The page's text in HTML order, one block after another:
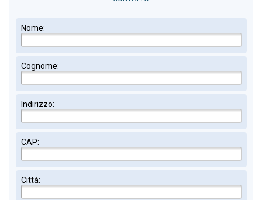
Nome:
Cognome:
Indirizzo:
CAP:
Città: